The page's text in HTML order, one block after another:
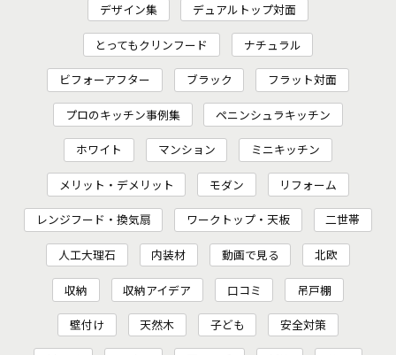
デザイン集 デュアルトップ対面
とってもクリンフード ナチュラル
ビフォーアフター ブラック フラット対面
プロのキッチン事例集 ペニンシュラキッチン
ホワイト マンション ミニキッチン
メリット・デメリット モダン リフォーム
レンジフード・換気扇 ワークトップ・天板 二世帯
人工大理石 内装材 動画で見る 北欧
収納 収納アイデア 口コミ 吊戸棚
壁付け 天然木 子ども 安全対策